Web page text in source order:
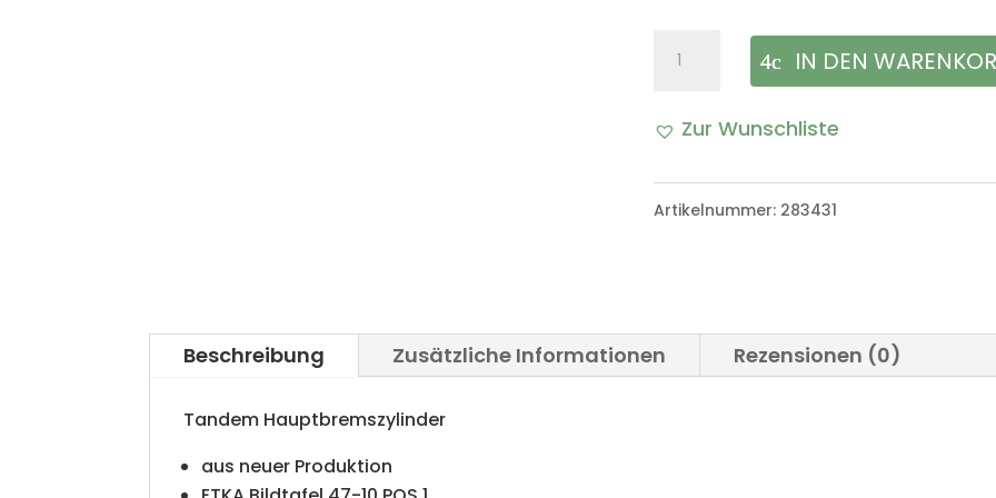
Hauptbremszylinder
VW
Bombardier
IN DEN
Zur Wunschliste
Artikelnummer: 283431
Beschreibung Zusätzliche Informationen Rezensionen (0)
Tandem Hauptbremszylinder
aus neuer Produktion